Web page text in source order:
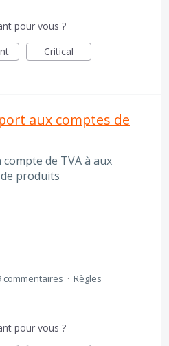
pour vous ?
Critical
aux comptes de
de TVA à aux
produits
commentaires · Règles
pour vous ?